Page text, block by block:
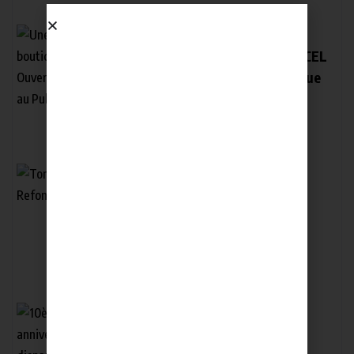
Une nouvelle boutique TOGOCEL
Ouverte à Adjengre au Publique